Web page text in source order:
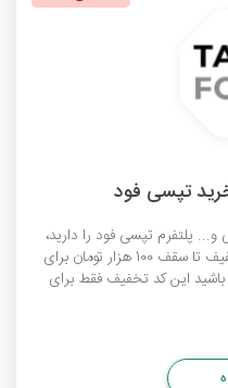
و... پلتفرم تپسی فود را دارید،
می‌توانید با ثبت این کد از 40 درصد تخفیف تا سقف 100 هزار تومان برای
این کد تخفیف فقط برای